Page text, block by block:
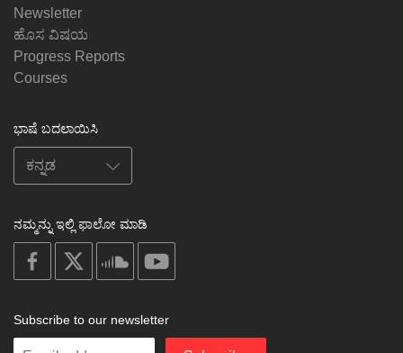
Newsletter
ಹೊಸ ವಿಷಯ
Progress Reports
Courses
ಭಾಷೆ ಬದಲಾಯಿಸಿ
ನಮ್ಮನ್ನು ಇಲ್ಲಿ ಫಾಲೋ ಮಾಡಿ
on
facebook
soundcloud
Subscribe to our newsletter
Enter